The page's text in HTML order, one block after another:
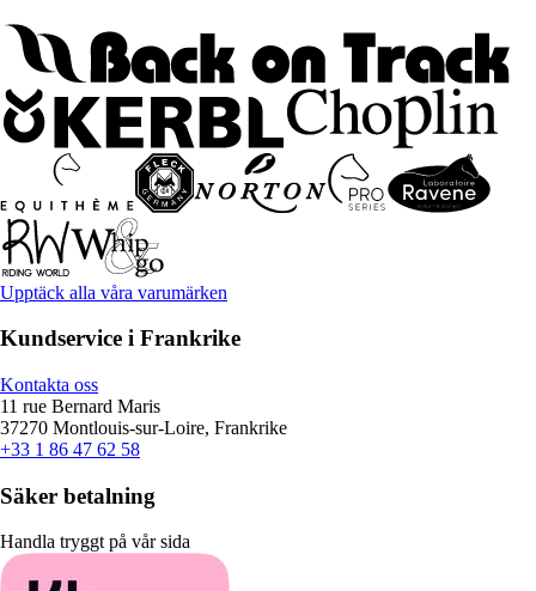
Upptäck alla våra varumärken
Kundservice i Frankrike
Kontakta oss
11 rue Bernard Maris
37270 Montlouis-sur-Loire, Frankrike
+33 1 86 47 62 58
Säker betalning
Handla tryggt på vår sida